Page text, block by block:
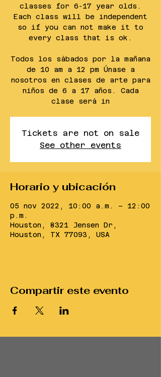
classes for 6-17 year olds.
Each class will be independent
so if you can not make it to
every class that is ok.
Todos los sábados por la mañana
de 10 am a 12 pm Únase a
nosotros en clases de arte para
niños de 6 a 17 años. Cada
clase será in
Tickets are not on sale
See other events
Horario y ubicación
05 nov 2022, 10:00 a.m. – 12:00
p.m.
Houston, 8321 Jensen Dr,
Houston, TX 77093, USA
Compartir este evento